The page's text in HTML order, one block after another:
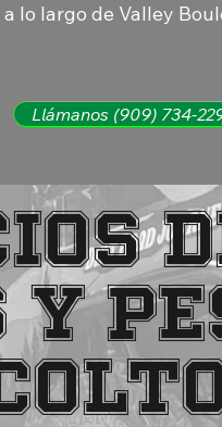
Llámanos (909) 734-
lo largo de Valley